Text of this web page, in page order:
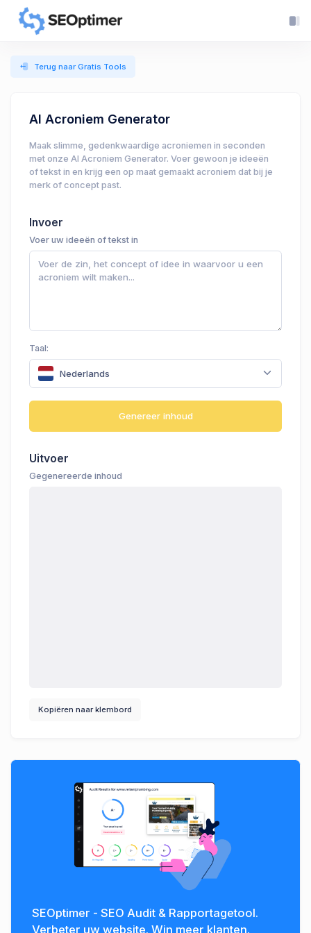
Terug naar Gratis Tools
AI Acroniem Generator
Maak slimme, gedenkwaardige acroniemen in seconden
met onze AI Acroniem Generator. Voer gewoon je ideeën
of tekst in en krijg een op maat gemaakt acroniem dat bij je
merk of concept past.
Invoer
Voer uw ideeën of tekst in
Taal:
Nederlands
Genereer inhoud
Uitvoer
Gegenereerde inhoud
Kopiëren naar klembord
SEOptimer - SEO Audit & Rapportagetool.
Verbeter uw website. Win meer klanten.